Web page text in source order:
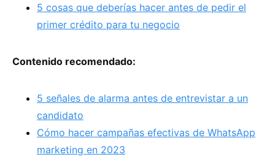
5 cosas que deberías hacer antes de pedir el
primer crédito para tu negocio
Contenido recomendado:
5 señales de alarma antes de entrevistar a un
candidato
Cómo hacer campañas efectivas de WhatsApp
marketing en 2023